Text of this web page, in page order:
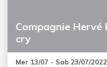
Compagnie Hervé
cry
Mer 13/07 - Sab 23/07/2022